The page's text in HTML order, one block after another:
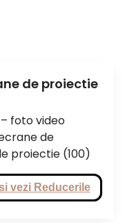
de proiectie
foto video
de
proiectie (100)
vezi Reducerile